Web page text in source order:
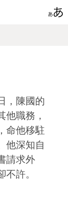
，陳國的
他職務，
命他移駐
他深知自
請求外
許。